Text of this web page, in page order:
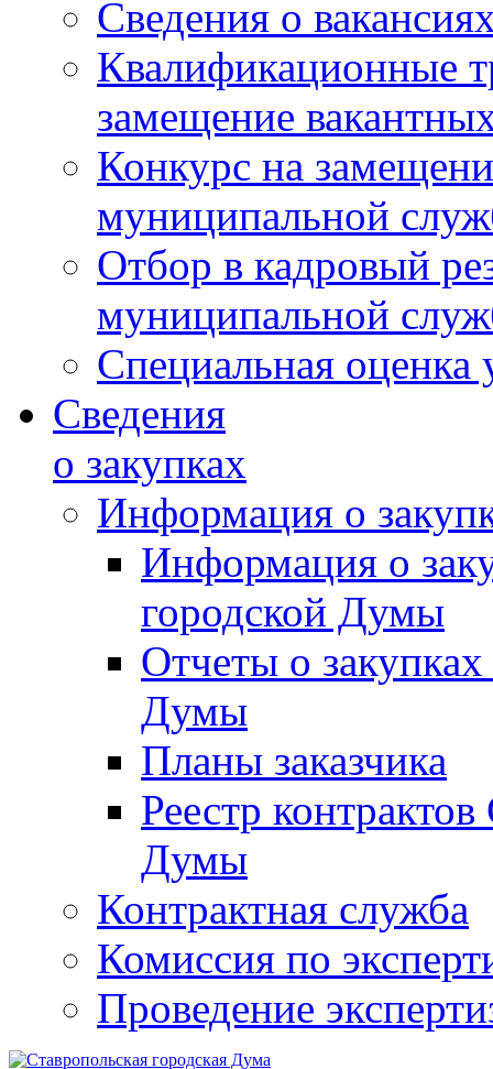
Сведения о
Квалификационные
замещение
Конкурс на
муниципальной
Отбор в кадровый
муниципальной
Специальная оценка
Сведения
о закупках
Информация о
Информация о
городской Думы
Отчеты о
Думы
Планы заказчика
Реестр
Думы
Контрактная служба
Комиссия по
Проведение